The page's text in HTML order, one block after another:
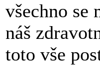
všechno se
náš
toto vše